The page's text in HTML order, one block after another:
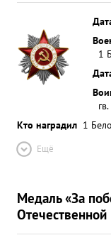
1
Кто наградил 1
Ещё
Медаль «За